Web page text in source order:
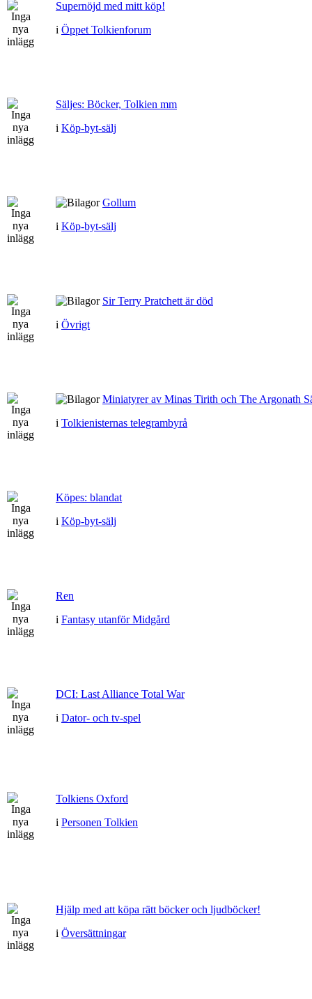
Supernöjd med mitt köp!
i Öppet Tolkienforum
Säljes: Böcker, Tolkien mm
i Köp-byt-sälj
Gollum
i Köp-byt-sälj
Sir Terry Pratchett är död
i Övrigt
Miniatyrer av Minas Tirith och The Argonath
i Tolkienisternas telegrambyrå
Köpes: blandat
i Köp-byt-sälj
Ren
i Fantasy utanför Midgård
DCI: Last Alliance Total War
i Dator- och tv-spel
Tolkiens Oxford
i Personen Tolkien
Hjälp med att köpa rätt böcker och ljudböcker!
i Översättningar